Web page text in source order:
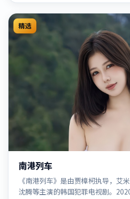
精选
南港列车
《南港列车》是由贾樟柯执导，艾
沈腾等主演的韩国犯罪电视剧。